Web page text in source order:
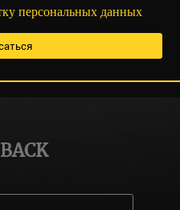
персональных данных